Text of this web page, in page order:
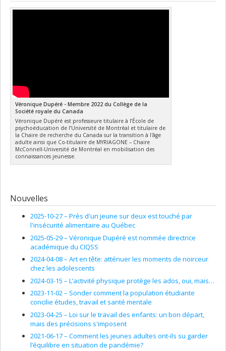
Véronique Dupéré - Membre 2022 du Collège de la
Société royale du Canada
Véronique Dupéré est professeure titulaire à l’École de
psychoéducation de l’Université de Montréal et titulaire de
la Chaire de recherche du Canada sur la transition à l'âge
adulte ainsi que Co-titulaire de MYRIAGONE – Chaire
McConnell-Université de Montréal en mobilisation des
connaissances jeunesse.
Nouvelles
2025-10-27 – Près d'un jeune sur deux est touché par
l'insécurité alimentaire au Québec
2025-05-29 – Véronique Dupéré est nommée directrice
académique du CIQSS
2024-04-08 – Art en tête: atténuer les moments de noirceur
chez les adolescents
2024-03-15 – L’activité physique protège les ados, oui, mais…
2023-11-02 – Sonder comment la population étudiante
concilie études, travail et santé mentale
2023-04-25 – Loi sur le travail des enfants: un bon départ,
mais des précisions s'imposent
2021-06-17 – Comment les jeunes adultes ont-ils su garder
l’équilibre en situation de pandémie?